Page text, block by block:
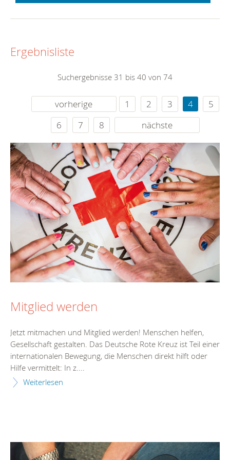
Ergebnisliste
Suchergebnisse 31 bis 40 von 74
vorherige 1 2 3 4
5
6
7 8 nächste
Mitglied werden
Jetzt mitmachen und Mitglied werden! Menschen helfen,
Gesellschaft gestalten. Das Deutsche Rote Kreuz ist Teil einer
internationalen Bewegung, die Menschen direkt hilft oder
Hilfe vermittelt: In z....
Weiterlesen